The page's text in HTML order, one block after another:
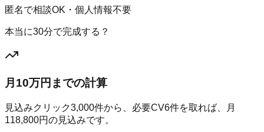
匿名で相談OK・個人情報不要
本当に30分で完成する？
月10万円までの計算
見込みクリック3,000件から、必要CV6件を取れば、月
118,800円の見込みです。